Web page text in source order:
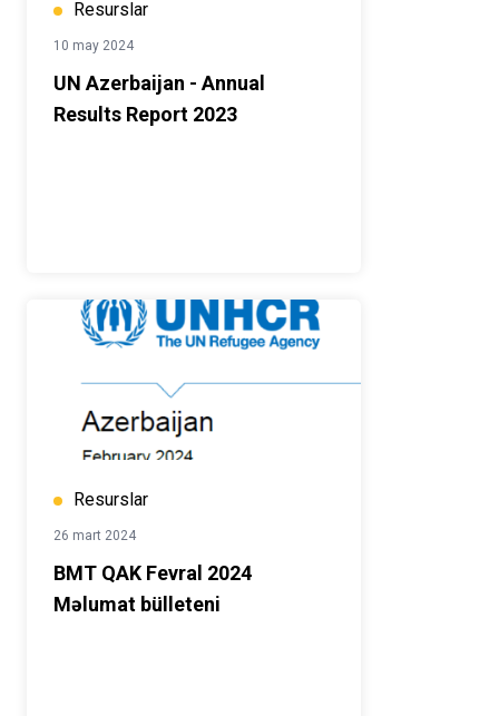
Resurslar
10 may 2024
UN Azerbaijan - Annual
Results Report 2023
Resurslar
26 mart 2024
BMT QAK Fevral 2024
Məlumat bülleteni